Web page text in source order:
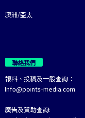
澳洲/亞太
聯絡我們
報料、投稿及一般查詢：
Info@points-media.com
廣告及贊助查詢: